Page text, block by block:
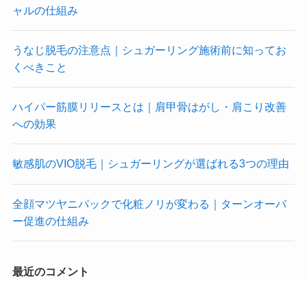
ャルの仕組み
うなじ脱毛の注意点｜シュガーリング施術前に知ってお
くべきこと
ハイパー筋膜リリースとは｜肩甲骨はがし・肩こり改善
への効果
敏感肌のVIO脱毛｜シュガーリングが選ばれる3つの理由
全顔マツヤニパックで化粧ノリが変わる｜ターンオーバ
ー促進の仕組み
最近のコメント